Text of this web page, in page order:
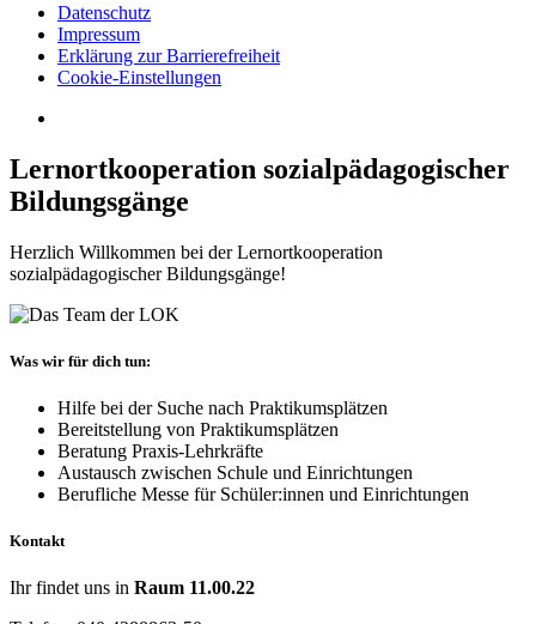
Datenschutz
Impressum
Erklärung zur Barrierefreiheit
Cookie-Einstellungen
Lernortkooperation sozialpädagogischer
Bildungsgänge
Herzlich Willkommen bei der Lernortkooperation
sozialpädagogischer Bildungsgänge!
Was wir für dich tun:
Hilfe bei der Suche nach Praktikumsplätzen
Bereitstellung von Praktikumsplätzen
Beratung Praxis-Lehrkräfte
Austausch zwischen Schule und Einrichtungen
Berufliche Messe für Schüler:innen und Einrichtungen
Kontakt
Ihr findet uns in Raum 11.00.22